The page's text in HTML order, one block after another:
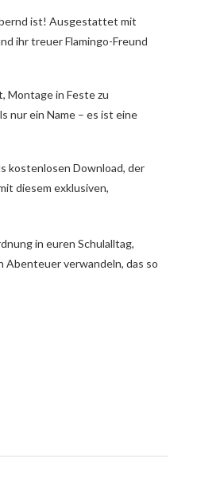
ist! Ausgestattet mit
ihr treuer Flamingo-Freund
Montage in Feste zu
nur ein Name – es ist eine
kostenlosen Download, der
diesem exklusiven,
in euren Schulalltag,
Abenteuer verwandeln, das so